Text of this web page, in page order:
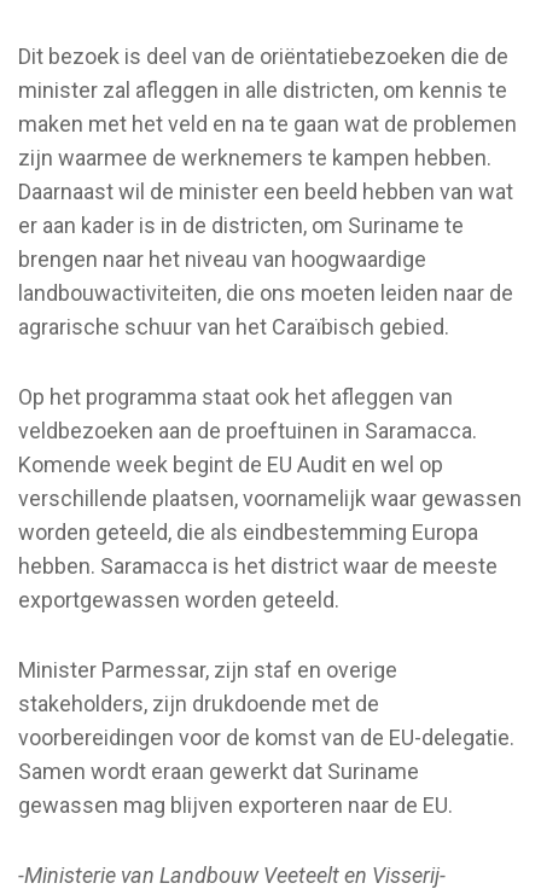
Dit bezoek is deel van de oriëntatiebezoeken die de
minister zal afleggen in alle districten, om kennis te
maken met het veld en na te gaan wat de problemen
zijn waarmee de werknemers te kampen hebben.
Daarnaast wil de minister een beeld hebben van wat
er aan kader is in de districten, om Suriname te
brengen naar het niveau van hoogwaardige
landbouwactiviteiten, die ons moeten leiden naar de
agrarische schuur van het Caraïbisch gebied.
Op het programma staat ook het afleggen van
veldbezoeken aan de proeftuinen in Saramacca.
Komende week begint de EU Audit en wel op
verschillende plaatsen, voornamelijk waar gewassen
worden geteeld, die als eindbestemming Europa
hebben. Saramacca is het district waar de meeste
exportgewassen worden geteeld.
Minister Parmessar, zijn staf en overige
stakeholders, zijn drukdoende met de
voorbereidingen voor de komst van de EU-delegatie.
Samen wordt eraan gewerkt dat Suriname
gewassen mag blijven exporteren naar de EU.
-Ministerie van Landbouw Veeteelt en Visserij-